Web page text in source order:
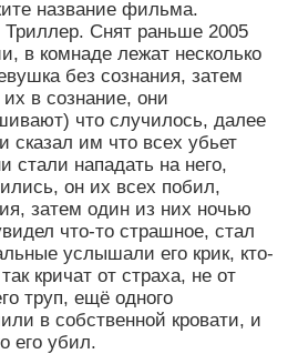
название фильма.
Снят раньше 2005
в комнаде лежат несколько
без сознания, затем
в сознание, они
что случилось, далее
сказал им что всех убьет
стали нападать на него,
он их всех побил,
затем один из них ночью
что-то страшное, стал
услышали его крик, кто-
кричат от страха, не от
труп, ещё одного
в собственной кровати, и
его убил.